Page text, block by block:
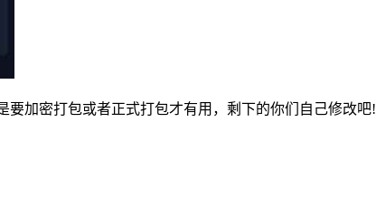
要加密打包或者正式打包才有用，剩下的你们自己修改吧!